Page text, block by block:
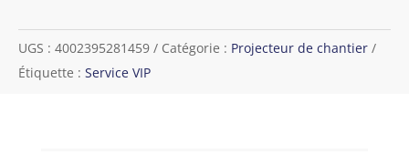
UGS : 4002395281459 Catégorie : Projecteur de chantier
Étiquette : Service VIP